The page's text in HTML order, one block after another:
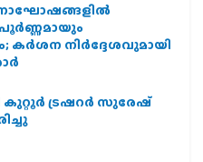
പൂർണ്ണമായും
കർശന നിർദ്ദേശവുമായി
കുറ്റൂർ ട്രഷറർ സുരേഷ്